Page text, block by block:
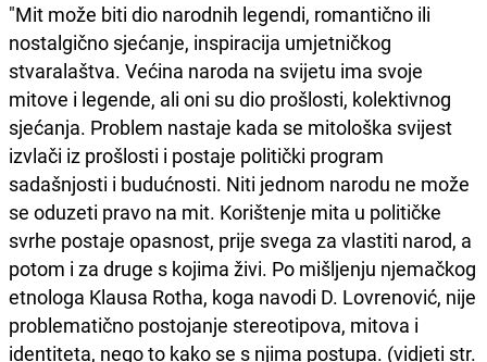
"Mit može biti dio narodnih legendi, romantično ili
nostalgično sjećanje, inspiracija umjetničkog
stvaralaštva. Većina naroda na svijetu ima svoje
mitove i legende, ali oni su dio prošlosti, kolektivnog
sjećanja. Problem nastaje kada se mitološka svijest
izvlači iz prošlosti i postaje politički program
sadašnjosti i budućnosti. Niti jednom narodu ne može
se oduzeti pravo na mit. Korištenje mita u političke
svrhe postaje opasnost, prije svega za vlastiti narod, a
potom i za druge s kojima živi. Po mišljenju njemačkog
etnologa Klausa Rotha, koga navodi D. Lovrenović, nije
problematično postojanje stereotipova, mitova i
identiteta, nego to kako se s njima postupa. (vidjeti str.